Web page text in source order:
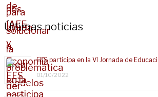
Últimas noticias
EES participa en la VI Jornada de
01/10/2022